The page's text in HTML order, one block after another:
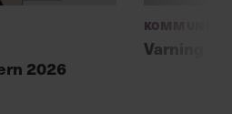
2026
Varning